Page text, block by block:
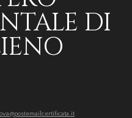
DI